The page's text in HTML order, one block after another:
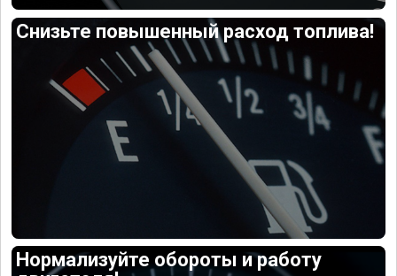
Снизьте повышенный расход топлива!
Нормализуйте обороты и работу